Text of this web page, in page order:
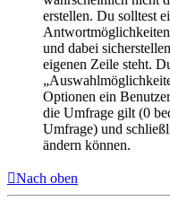
erstellen. Du solltest
und dabei
eigenen Zeile steht.
Optionen ein
die Umfrage gilt (0
Umfrage) und
ändern können.
Nach oben